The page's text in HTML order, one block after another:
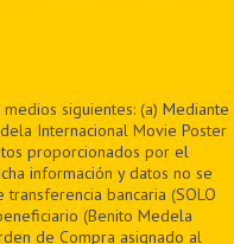
siguientes: (a) Mediante
Internacional Movie Poster
proporcionados por el
información y datos no se
bancaria (SOLO
(Benito Medela
de Compra asignado al